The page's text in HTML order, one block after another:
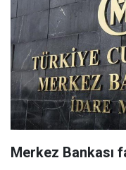
Merkez Bankası